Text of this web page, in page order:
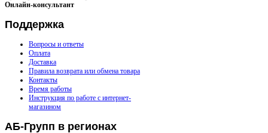
Онлайн-консультант
Поддержка
Вопросы и ответы
Оплата
Доставка
Правила возврата или обмена товара
Контакты
Время работы
Инструкция по работе с интернет-
магазином
АБ-Групп в регионах